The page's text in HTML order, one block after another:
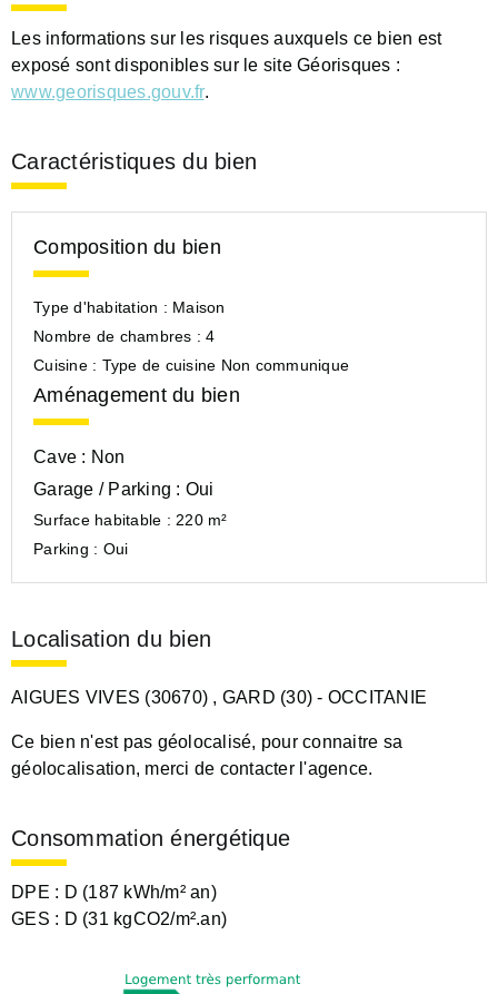
Les informations sur les risques auxquels ce bien est
exposé sont disponibles sur le site Géorisques :
www.georisques.gouv.fr.
Caractéristiques du bien
Composition du bien
Type d'habitation : Maison
Nombre de chambres :4
Cuisine : Type de cuisine Non communique
Aménagement du bien
Cave : Non
Garage / Parking : Oui
Surface habitable : 220 m²
Parking : Oui
Localisation du bien
AIGUES VIVES (30670) , GARD (30) - OCCITANIE
Ce bien n'est pas géolocalisé, pour connaitre sa
géolocalisation, merci de contacter l'agence.
Consommation énergétique
DPE : D (187 kWh/m² an)
GES : D (31 kgCO2/m².an)